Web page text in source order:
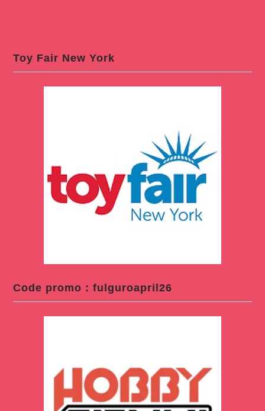
Toy Fair New York
Code promo : fulguroapril26